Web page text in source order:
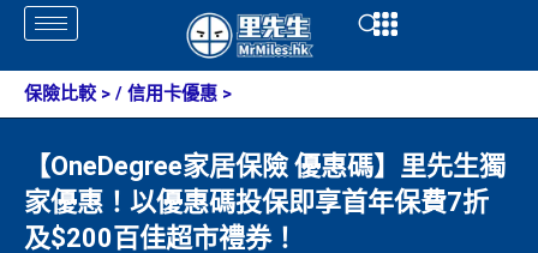
Skip
content
Open
保險比較 > / 信用卡優惠 >
【OneDegree家居保險 優惠碼】里先生獨
家優惠！以優惠碼投保即享首年保費7折
及$200百佳超市禮券！